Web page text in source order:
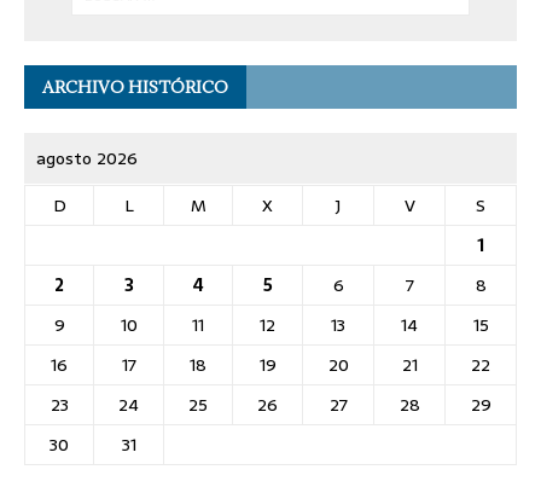
ARCHIVO HISTÓRICO
agosto 2026
D
L M X J V
S
1
2
3 4 5 6 7
8
9
10 11 12 13 14
15
16
17 18 19 20 21
22
23
24 25 26 27 28
29
30
31